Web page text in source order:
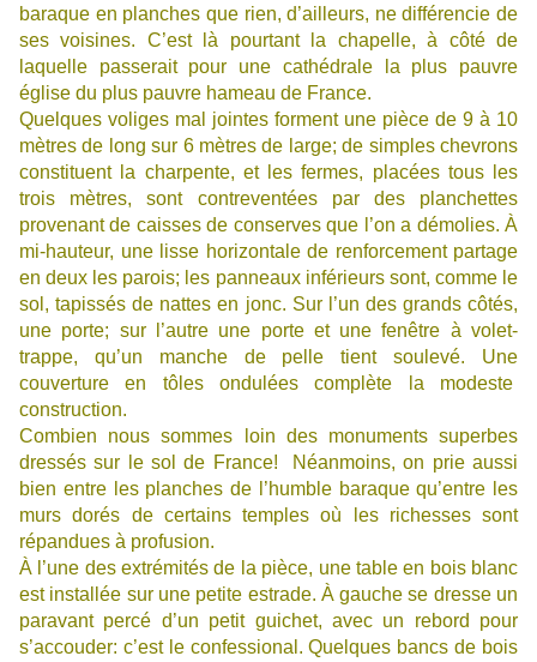
baraque en planches que rien, d’ailleurs, ne différencie de
ses voisines. C’est là pourtant la chapelle, à côté de
laquelle passerait pour une cathédrale la plus pauvre
église du plus pauvre hameau de France.
Quelques voliges mal jointes forment une pièce de 9 à 10
mètres de long sur 6 mètres de large; de simples chevrons
constituent la charpente, et les fermes, placées tous les
trois mètres, sont contreventées par des planchettes
provenant de caisses de conserves que l’on a démolies. À
mi-hauteur, une lisse horizontale de renforcement partage
en deux les parois; les panneaux inférieurs sont, comme le
sol, tapissés de nattes en jonc. Sur l’un des grands côtés,
une porte; sur l’autre une porte et une fenêtre à volet-
trappe, qu’un manche de pelle tient soulevé. Une
couverture en tôles ondulées complète la modeste
construction.
Combien nous sommes loin des monuments superbes
dressés sur le sol de France! Néanmoins, on prie aussi
bien entre les planches de l’humble baraque qu’entre les
murs dorés de certains temples où les richesses sont
répandues à profusion.
À l’une des extrémités de la pièce, une table en bois blanc
est installée sur une petite estrade. À gauche se dresse un
paravant percé d’un petit guichet, avec un rebord pour
s’accouder: c’est le confessional. Quelques bancs de bois